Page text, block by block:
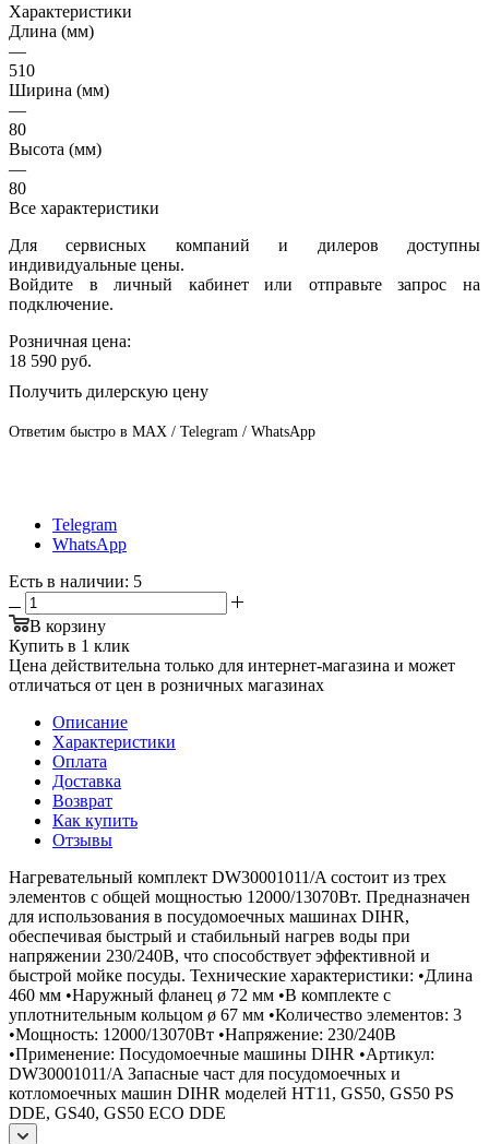
Характеристики
Длина (мм)
—
510
Ширина (мм)
—
80
Высота (мм)
—
80
Все характеристики
Для сервисных компаний и дилеров доступны
индивидуальные цены.
Войдите в личный кабинет или отправьте запрос на
подключение.
Розничная цена:
18 590 руб.
Получить дилерскую цену
Ответим быстро в MAX / Telegram / WhatsApp
Telegram
WhatsApp
Есть в наличии: 5
В корзину
Купить в 1 клик
Цена действительна только для интернет-магазина и может
отличаться от цен в розничных магазинах
Описание
Характеристики
Оплата
Доставка
Возврат
Как купить
Отзывы
Нагревательный комплект DW30001011/A состоит из трех
элементов с общей мощностью 12000/13070Вт. Предназначен
для использования в посудомоечных машинах DIHR,
обеспечивая быстрый и стабильный нагрев воды при
напряжении 230/240В, что способствует эффективной и
быстрой мойке посуды. Технические характеристики: •Длина
460 мм •Наружный фланец ø 72 мм •В комплекте с
уплотнительным кольцом ø 67 мм •Количество элементов: 3
•Мощность: 12000/13070Вт •Напряжение: 230/240В
•Применение: Посудомоечные машины DIHR •Артикул:
DW30001011/A Запасные част для посудомоечных и
котломоечных машин DIHR моделей HT11, GS50, GS50 PS
DDE, GS40, GS50 ECO DDE